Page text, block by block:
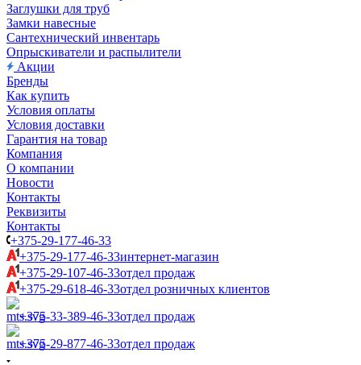
Заглушки для труб
Замки навесные
Сантехнический инвентарь
Опрыскиватели и распылители
Акции
Бренды
Как купить
Условия оплаты
Условия доставки
Гарантия на товар
Компания
О компании
Новости
Контакты
Реквизиты
Контакты
+375-29-177-46-33
+375-29-177-46-33интернет-магазин
+375-29-107-46-33отдел продаж
+375-29-618-46-33отдел розничных клиентов
+375-33-389-46-33отдел продаж
+375-29-877-46-33отдел продаж